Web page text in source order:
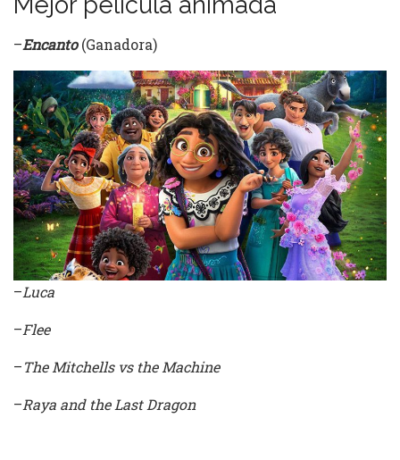
–Encanto(Ganadora)
–Luca
–Flee
–The Mitchells vs the Machine
–Raya and the Last Dragon